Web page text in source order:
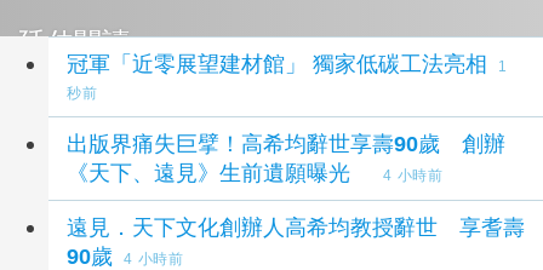
延伸閱讀
冠軍「近零展望建材館」 獨家低碳工法亮相
1
秒前
出版界痛失巨擘！高希均辭世享壽90歲 創辦
《天下、遠見》生前遺願曝光
4 小時前
遠見．天下文化創辦人高希均教授辭世 享耆壽
90歲
4 小時前